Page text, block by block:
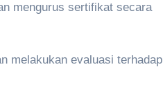
mengurus sertifikat secara
melakukan evaluasi terhadap